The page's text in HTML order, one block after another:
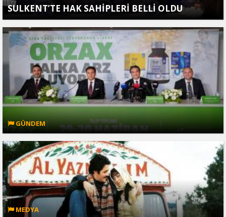
SULKENT’TE HAK SAHİPLERİ BELLİ OLDU
GÜNDEM
MEDYA